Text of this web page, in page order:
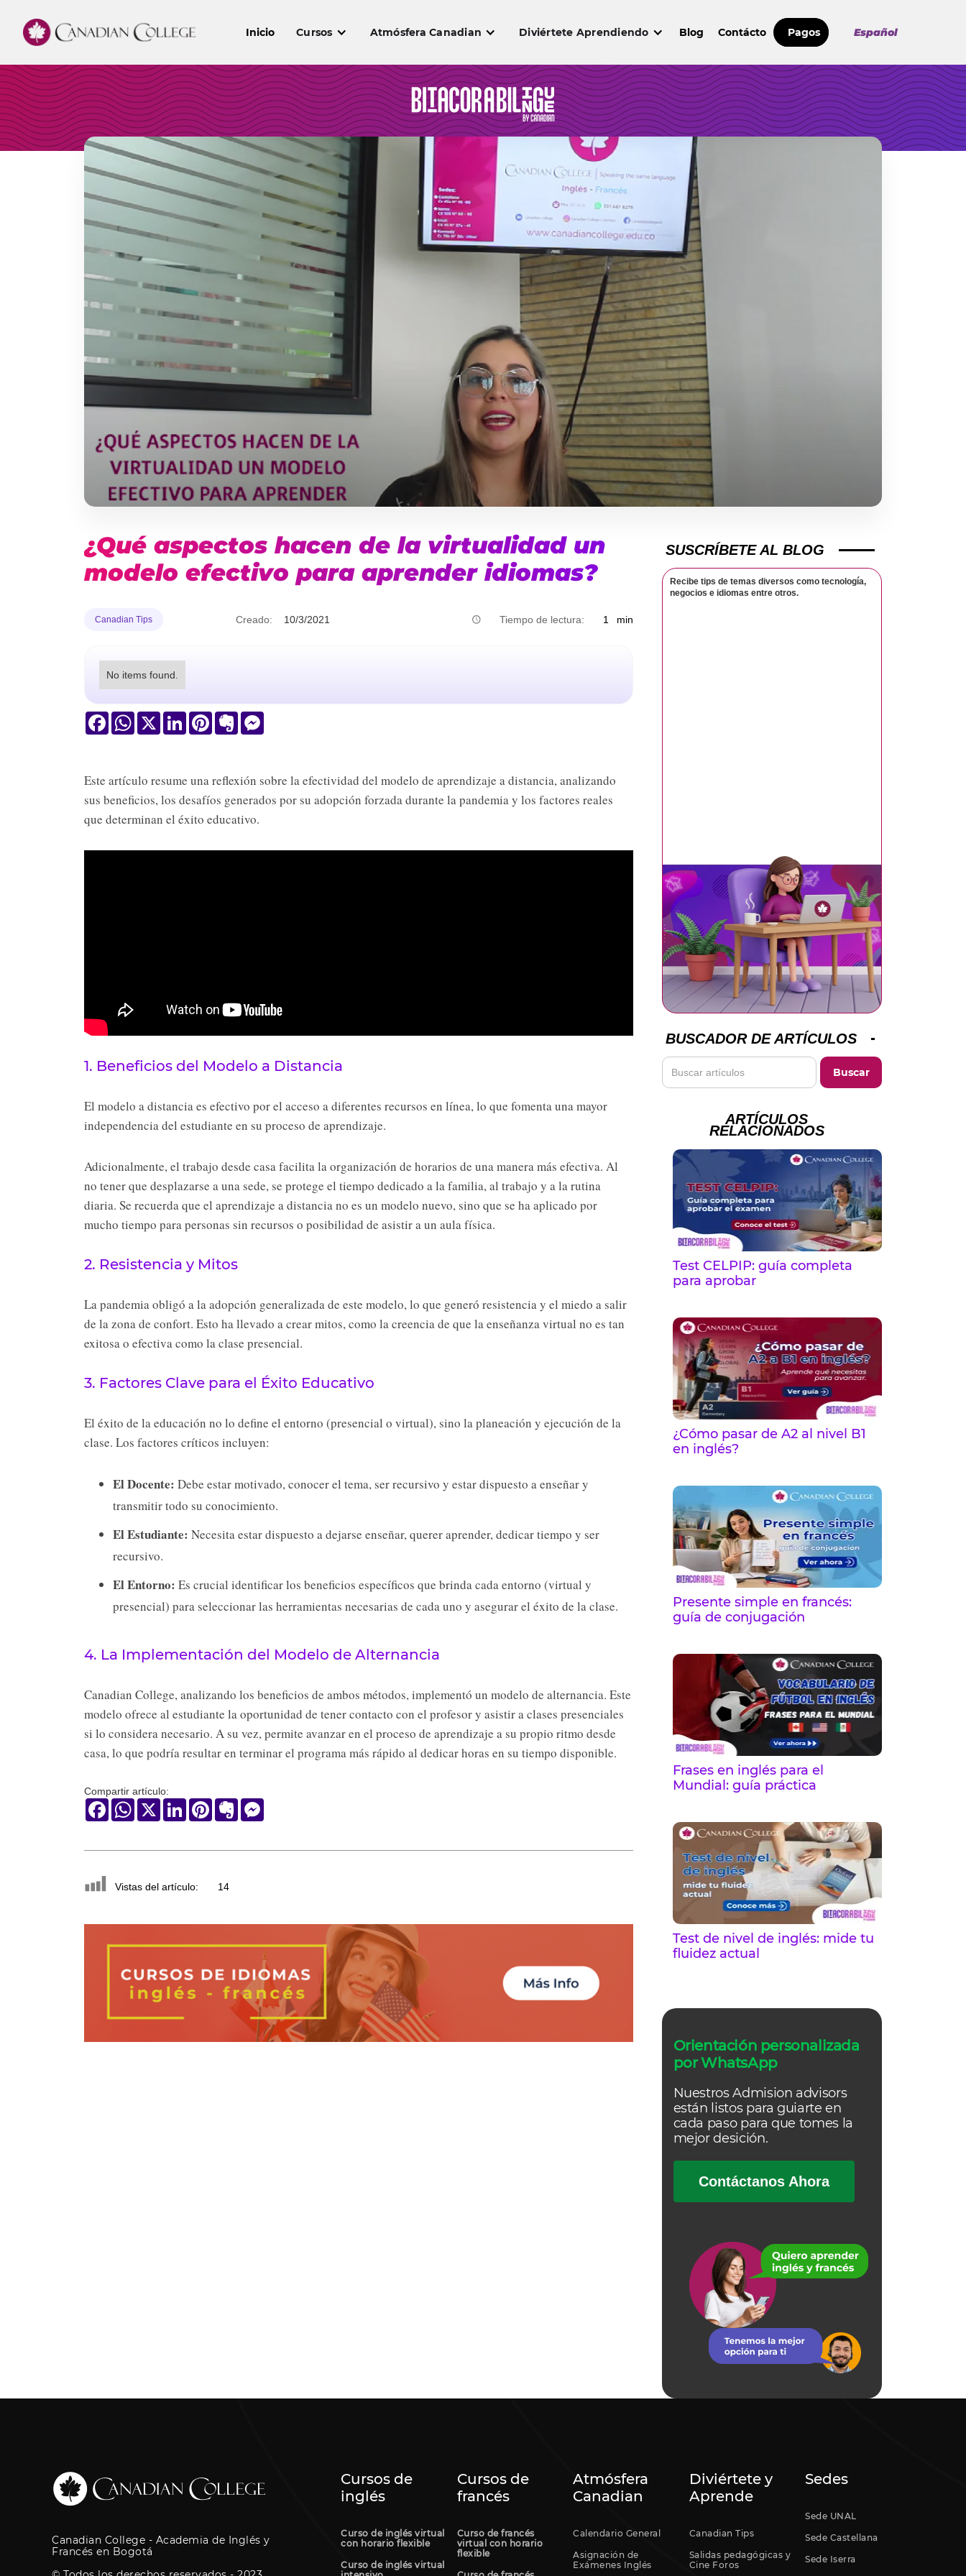
Inicio Cursos Atmósfera Canadian Diviértete Aprendiendo Blog Contácto Pagos Español
¿Qué aspectos hacen de la virtualidad un
modelo efectivo para aprender idiomas?
Canadian Tips Creado: 10/3/2021 Tiempo de lectura: 1 min
No items found.
FacebookWhatsApp
X LinkedInPinterestEvernote
Este artículo resume una reflexión sobre la efectividad del modelo de aprendizaje a distancia, analizando
sus beneficios, los desafíos generados por su adopción forzada durante la pandemia y los factores reales
que determinan el éxito educativo.
1. Beneficios del Modelo a Distancia
El modelo a distancia es efectivo por el acceso a diferentes recursos en línea, lo que fomenta una mayor
independencia del estudiante en su proceso de aprendizaje.
Adicionalmente, el trabajo desde casa facilita la organización de horarios de una manera más efectiva. Al
no tener que desplazarse a una sede, se protege el tiempo dedicado a la familia, al trabajo y a la rutina
diaria. Se recuerda que el aprendizaje a distancia no es un modelo nuevo, sino que se ha aplicado por
mucho tiempo para personas sin recursos o posibilidad de asistir a un aula física.
2. Resistencia y Mitos
La pandemia obligó a la adopción generalizada de este modelo, lo que generó resistencia y el miedo a salir
de la zona de confort. Esto ha llevado a crear mitos, como la creencia de que la enseñanza virtual no es tan
exitosa o efectiva como la clase presencial.
3. Factores Clave para el Éxito Educativo
El éxito de la educación no lo define el entorno (presencial o virtual), sino la planeación y ejecución de la
clase. Los factores críticos incluyen:
El Docente: Debe estar motivado, conocer el tema, ser recursivo y estar dispuesto a enseñar y
transmitir todo su conocimiento.
El Estudiante: Necesita estar dispuesto a dejarse enseñar, querer aprender, dedicar tiempo y ser
recursivo.
El Entorno: Es crucial identificar los beneficios específicos que brinda cada entorno (virtual y
presencial) para seleccionar las herramientas necesarias de cada uno y asegurar el éxito de la clase.
4. La Implementación del Modelo de Alternancia
Canadian College, analizando los beneficios de ambos métodos, implementó un modelo de alternancia. Este
modelo ofrece al estudiante la oportunidad de tener contacto con el profesor y asistir a clases presenciales
si lo considera necesario. A su vez, permite avanzar en el proceso de aprendizaje a su propio ritmo desde
casa, lo que podría resultar en terminar el programa más rápido al dedicar horas en su tiempo disponible.
Compartir artículo:
FacebookWhatsApp
X LinkedInPinterestEvernote
Vistas del artículo: 14
SUSCRÍBETE AL BLOG
Recibe tips de temas diversos como tecnología,
negocios e idiomas entre otros.
BUSCADOR DE ARTÍCULOS
ARTÍCULOS
RELACIONADOS
Test CELPIP: guía completa
para aprobar
¿Cómo pasar de A2 al nivel B1
en inglés?
Presente simple en francés:
guía de conjugación
Frases en inglés para el
Mundial: guía práctica
Test de nivel de inglés: mide tu
fluidez actual
Orientación personalizada
por WhatsApp
Nuestros Admision advisors
están listos para guiarte en
cada paso para que tomes la
mejor desición.
Contáctanos Ahora
Canadian College - Academia de Inglés y
Francés en Bogotá
Cursos de
inglés
Curso de inglés virtual
con horario flexible
Curso de inglés virtual
Cursos de
francés
Curso de francés
virtual con horario
flexible
Atmósfera
Canadian
Calendario General
Asignación de
Exámenes Inglés
Diviértete y
Aprende
Canadian Tips
Salidas pedagógicas y
Cine Foros
Sedes
Sede UNAL
Sede Castellana
Sede Iserra